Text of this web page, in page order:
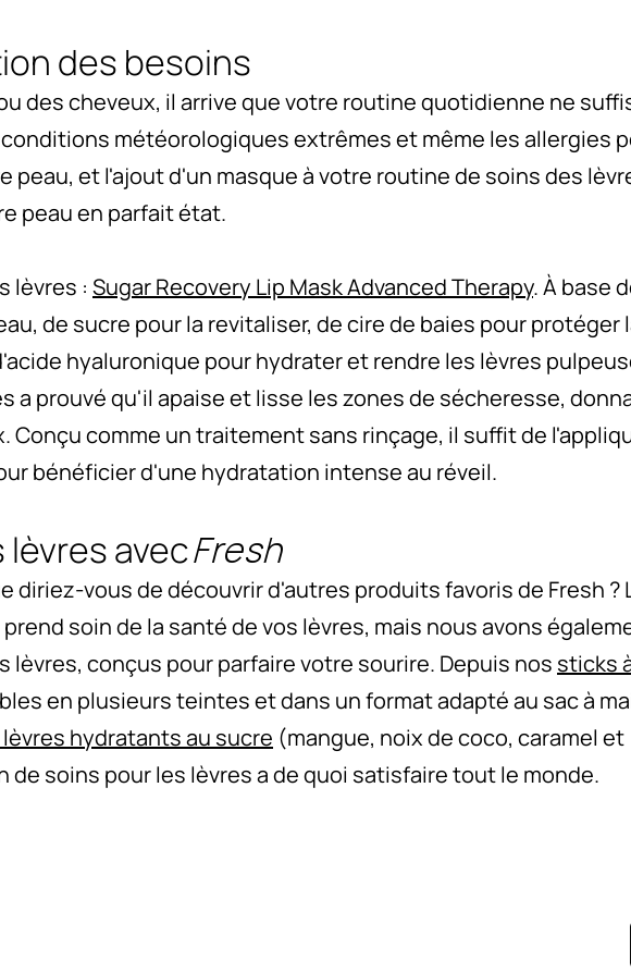
des besoins
des cheveux, il arrive que votre routine quotidienne ne
météorologiques extrêmes et même les allergies
peau, et l'ajout d'un masque à votre routine de soins des
peau en parfait état.
lèvres : Sugar Recovery Lip Mask Advanced Therapy. À base
de sucre pour la revitaliser, de cire de baies pour protéger
hyaluronique pour hydrater et rendre les lèvres
a prouvé qu'il apaise et lisse les zones de sécheresse,
Conçu comme un traitement sans rinçage, il suffit de
bénéficier d'une hydratation intense au réveil.
lèvres avecFresh
diriez-vous de découvrir d'autres produits favoris de Fresh ?
soin de la santé de vos lèvres, mais nous avons
lèvres, conçus pour parfaire votre sourire. Depuis nos sticks
en plusieurs teintes et dans un format adapté au sac à
hydratants au sucre (mangue, noix de coco, caramel et
soins pour les lèvres a de quoi satisfaire tout le monde.